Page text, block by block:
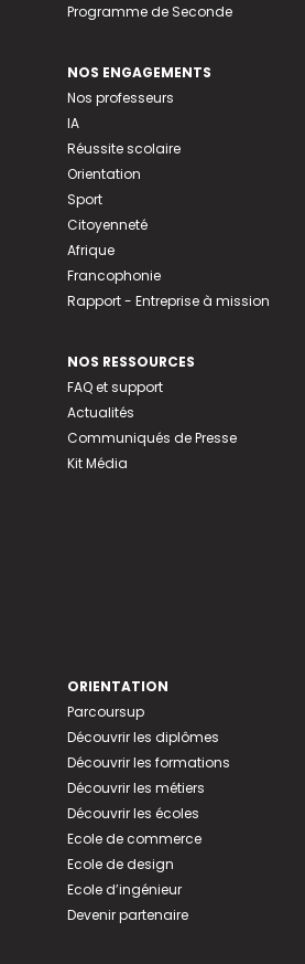
Programme de Seconde
NOS ENGAGEMENTS
Nos professeurs
IA
Réussite scolaire
Orientation
Sport
Citoyenneté
Afrique
Francophonie
Rapport - Entreprise à mission
NOS RESSOURCES
FAQ et support
Actualités
Communiqués de Presse
Kit Média
ORIENTATION
Parcoursup
Découvrir les diplômes
Découvrir les formations
Découvrir les métiers
Découvrir les écoles
Ecole de commerce
Ecole de design
Ecole d’ingénieur
Devenir partenaire